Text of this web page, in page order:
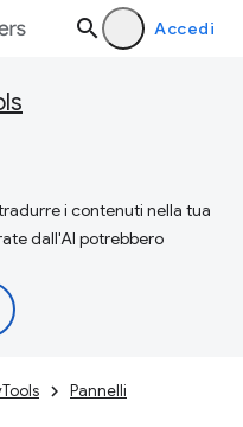
Accedi
i contenuti nella tua
dall'AI potrebbero
Pannelli